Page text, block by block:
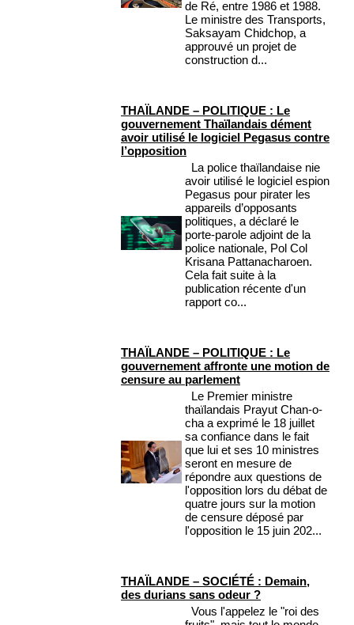
de Ré, entre 1986 et 1988.
Le ministre des Transports,
Saksayam Chidchop, a
approuvé un projet de
construction d...
THAÏLANDE – POLITIQUE : Le
gouvernement Thaïlandais dément
avoir utilisé le logiciel Pegasus contre
l’opposition
La police thaïlandaise nie
avoir utilisé le logiciel espion
Pegasus pour pirater les
appareils d’opposants
politiques, a déclaré le
porte-parole adjoint de la
police nationale, Pol Col
Krisana Pattanacharoen.
Cela fait suite à la
publication récente d'un
rapport co...
THAÏLANDE – POLITIQUE : Le
gouvernement affronte une motion de
censure au parlement
Le Premier ministre
thaïlandais Prayut Chan-o-
cha a exprimé le 18 juillet
sa confiance dans le fait
que lui et ses 10 ministres
seront en mesure de
répondre aux questions de
l'opposition lors du débat de
quatre jours sur la motion
de censure déposé par
l'opposition le 15 juin 202...
THAÏLANDE – SOCIÉTÉ : Demain,
des durians sans odeur ?
Vous l'appelez le "roi des